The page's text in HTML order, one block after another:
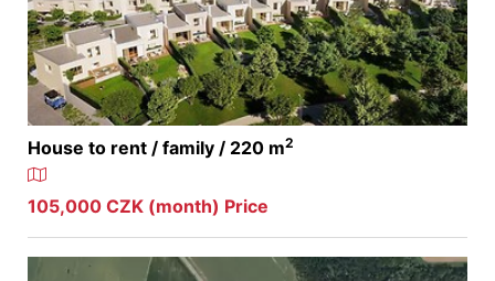
House to rent / family / 220 m2
105,000 CZK (month) Price